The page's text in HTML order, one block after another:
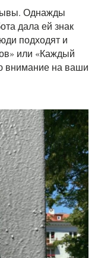
Однажды
дала ей знак
подходят и
или «Каждый
внимание на ваши